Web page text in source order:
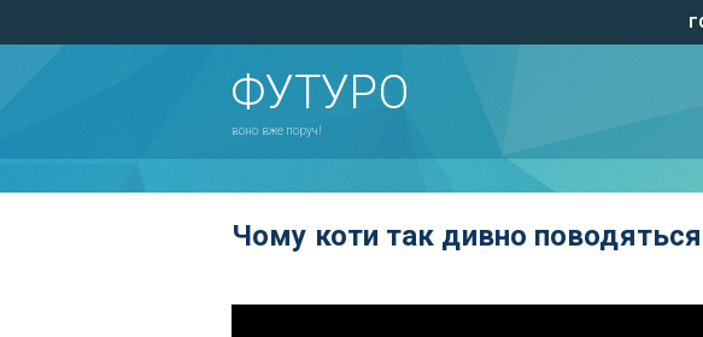
ФУТУРО
воно вже поруч!
Чому коти так дивно